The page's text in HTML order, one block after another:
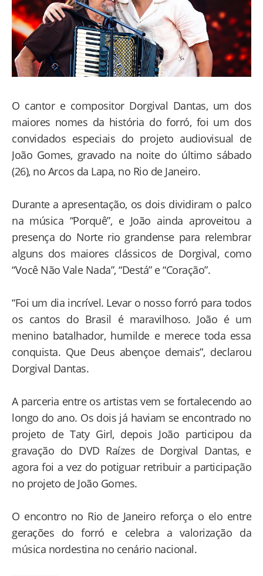
O cantor e compositor Dorgival Dantas, um dos
maiores nomes da história do forró, foi um dos
convidados especiais do projeto audiovisual de
João Gomes, gravado na noite do último sábado
(26), no Arcos da Lapa, no Rio de Janeiro.
Durante a apresentação, os dois dividiram o palco
na música “Porquê”, e João ainda aproveitou a
presença do Norte rio grandense para relembrar
alguns dos maiores clássicos de Dorgival, como
“Você Não Vale Nada”, “Destá” e “Coração”.
“Foi um dia incrível. Levar o nosso forró para todos
os cantos do Brasil é maravilhoso. João é um
menino batalhador, humilde e merece toda essa
conquista. Que Deus abençoe demais”, declarou
Dorgival Dantas.
A parceria entre os artistas vem se fortalecendo ao
longo do ano. Os dois já haviam se encontrado no
projeto de Taty Girl, depois João participou da
gravação do DVD Raízes de Dorgival Dantas, e
agora foi a vez do potiguar retribuir a participação
no projeto de João Gomes.
O encontro no Rio de Janeiro reforça o elo entre
gerações do forró e celebra a valorização da
música nordestina no cenário nacional.